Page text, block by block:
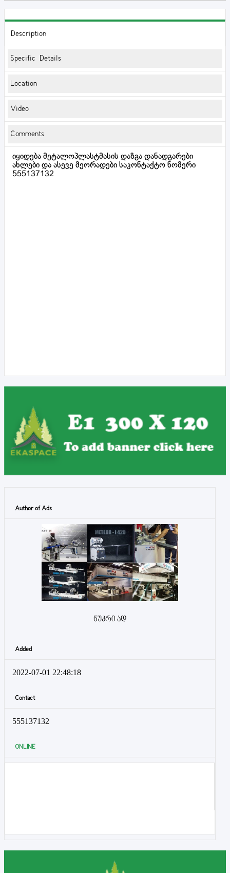
Description
Specific Details
Location
Video
Comments
იყიდება მეტალოპლასტმასის დაზგა დანადგარები
ახლები და ასევე მეორადები საკონტაქტო ნომერი
555137132
Author of Ads
ნუკრი ად
Added
2022-07-01 22:48:18
Contact
555137132
ONLINE